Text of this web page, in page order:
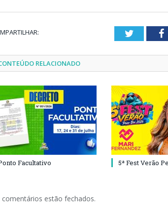
Twitter
RELACIONADO
Facultativo 5ª Fest Verão
comentários estão fechados.